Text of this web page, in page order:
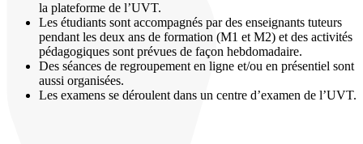
la plateforme de l’UVT.
Les étudiants sont accompagnés par des enseignants tuteurs
pendant les deux ans de formation (M1 et M2) et des activités
pédagogiques sont prévues de façon hebdomadaire.
Des séances de regroupement en ligne et/ou en présentiel sont
aussi organisées.
Les examens se déroulent dans un centre d’examen de l’UVT.